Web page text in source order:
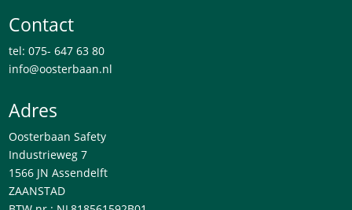
Contact
tel: 075- 647 63 80
info@oosterbaan.nl
Adres
Oosterbaan Safety
Industrieweg 7
1566 JN Assendelft
ZAANSTAD